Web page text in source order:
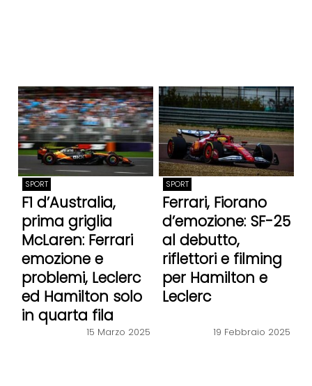
SPORT
F1 d’Australia,
prima griglia
McLaren: Ferrari
emozione e
problemi, Leclerc
ed Hamilton solo
in quarta fila
15 Marzo 2025
SPORT
Ferrari, Fiorano
d’emozione: SF-25
al debutto,
riflettori e filming
per Hamilton e
Leclerc
19 Febbraio 2025